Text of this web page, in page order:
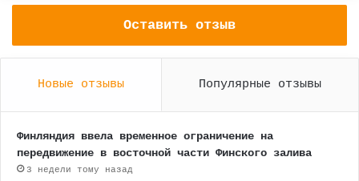
Оставить отзыв
Новые отзывы Популярные отзывы
Финляндия ввела временное ограничение на
передвижение в восточной части Финского залива
3 недели тому назад